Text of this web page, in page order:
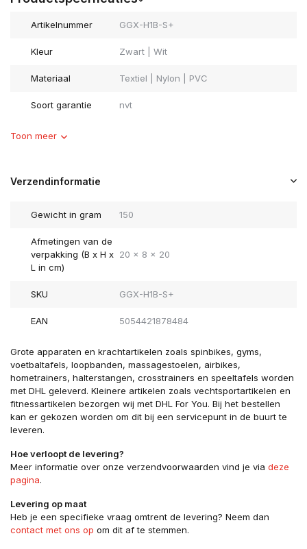
Artikelnummer GGX-H1B-S+
Kleur Zwart | Wit
Materiaal Textiel | Nylon | PVC
Soort garantie nvt
Toon meer
Verzendinformatie
Gewicht in gram 150
Afmetingen van de
verpakking (B x H x
L in cm)
20 x 8 x 20
SKU GGX-H1B-S+
EAN 5054421878484
Grote apparaten en krachtartikelen zoals spinbikes, gyms,
voetbaltafels, loopbanden, massagestoelen, airbikes,
hometrainers, halterstangen, crosstrainers en speeltafels worden
met DHL geleverd. Kleinere artikelen zoals vechtsportartikelen en
fitnessartikelen bezorgen wij met DHL For You. Bij het bestellen
kan er gekozen worden om dit bij een servicepunt in de buurt te
leveren.
Hoe verloopt de levering?
Meer informatie over onze verzendvoorwaarden vind je via deze
pagina.
Levering op maat
Heb je een specifieke vraag omtrent de levering? Neem dan
contact met ons op om dit af te stemmen.